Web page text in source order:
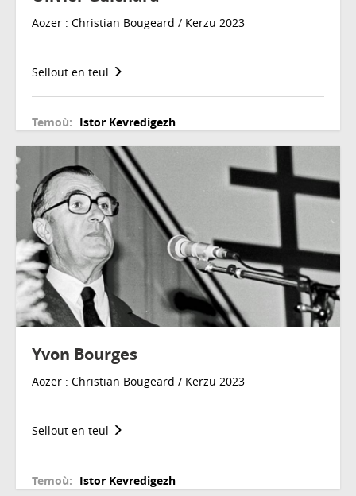
Aozer : Christian Bougeard / Kerzu 2023
Sellout en teul
Temoù: Istor Kevredigezh
Yvon Bourges
Aozer : Christian Bougeard / Kerzu 2023
Sellout en teul
Temoù: Istor Kevredigezh